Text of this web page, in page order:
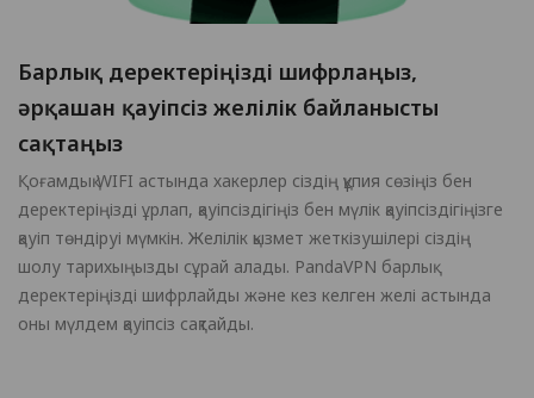
Барлық деректеріңізді шифрлаңыз,
әрқашан қауіпсіз желілік байланысты
сақтаңыз
Қоғамдық WIFI астында хакерлер сіздің құпия сөзіңіз бен
деректеріңізді ұрлап, қауіпсіздігіңіз бен мүлік қауіпсіздігіңізге
қауіп төндіруі мүмкін. Желілік қызмет жеткізушілері сіздің
шолу тарихыңызды сұрай алады. PandaVPN барлық
деректеріңізді шифрлайды және кез келген желі астында
оны мүлдем қауіпсіз сақтайды.